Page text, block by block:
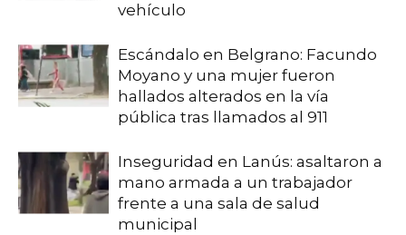
vehículo
Escándalo en Belgrano: Facundo
Moyano y una mujer fueron
hallados alterados en la vía
pública tras llamados al 911
Inseguridad en Lanús: asaltaron a
mano armada a un trabajador
frente a una sala de salud
municipal